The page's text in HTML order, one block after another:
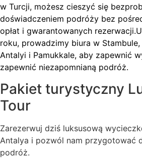
w Turcji, możesz cieszyć się
doświadczeniem podróży bez
opłat i gwarantowanych
roku, prowadzimy biura w
Antalyi i Pamukkale, aby zapewnić
zapewnić niezapomnianą podróż.
Pakiet turystyczny
Tour
Zarezerwuj dziś luksusową
Antalya i pozwól nam przygotować
podróż.